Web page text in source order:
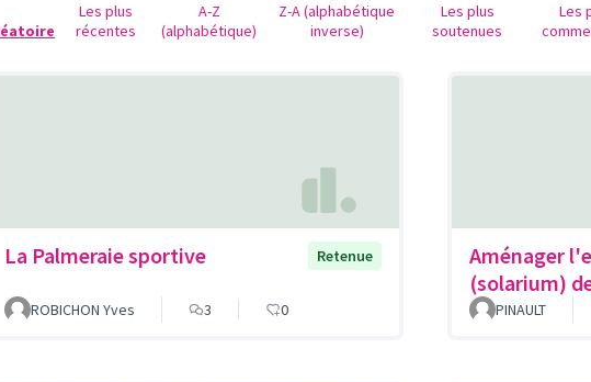
Les plus
récentes
A-Z
(alphabétique)
Z-A (alphabétique
inverse)
Les plus
soutenues
Les
La Palmeraie sportive Retenue
ROBICHON Yves 3 0
Aménager
(solarium)
PINAULT